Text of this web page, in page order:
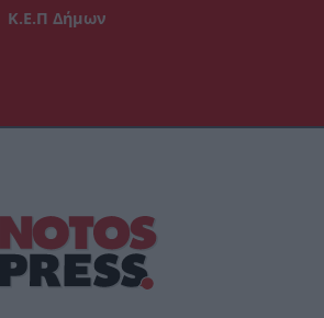
Κ.Ε.Π Δήμων